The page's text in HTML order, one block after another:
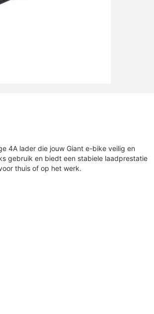
4A lader die jouw Giant e-bike veilig en
gebruik en biedt een stabiele laadprestatie
thuis of op het werk.